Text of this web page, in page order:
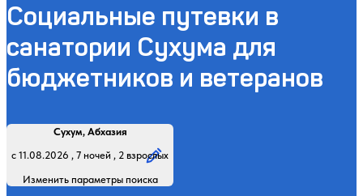
Социальные путевки в
санатории Сухума для
бюджетников и ветеранов
Сухум, Абхазия
с 11.08.2026 , 7 ночей , 2 взрослых
Изменить параметры поиска
Регион, курорт или название
Профиль лечения:
Отдыхающие:
Дата заезда:
Кол-во ночей: